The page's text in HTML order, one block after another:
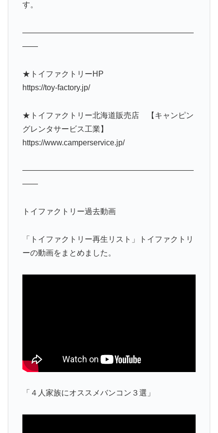
す。
——————————————————————
——
★トイファクトリーHP
https://toy-factory.jp/
★トイファクトリー北海道販売店 【キャンピン
グレンタサービス工業】
https://www.camperservice.jp/
——————————————————————
——
トイファクトリー過去動画
「トイファクトリー再生リスト」トイファクトリ
ーの動画をまとめました。
「４人家族にオススメバンコン３選」